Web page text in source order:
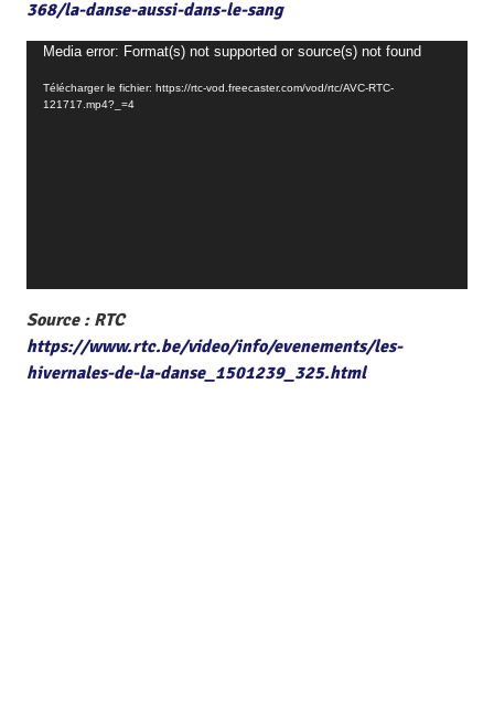
368/la-danse-aussi-dans-le-sang
d
é
o
Media error: Format(s) not supported or source(s) not found
Télécharger le fichier: https://rtc-vod.freecaster.com/vod/rtc/AVC-RTC-
121717.mp4?_=4
Source : RTC
https://www.rtc.be/video/info/evenements/les-
hivernales-de-la-danse_1501239_325.html